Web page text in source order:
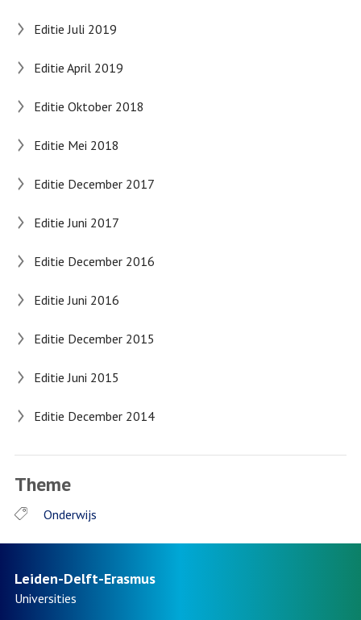
Editie Juli 2019
Editie April 2019
Editie Oktober 2018
Editie Mei 2018
Editie December 2017
Editie Juni 2017
Editie December 2016
Editie Juni 2016
Editie December 2015
Editie Juni 2015
Editie December 2014
Theme
Onderwijs
Leiden-Delft-Erasmus
Universities